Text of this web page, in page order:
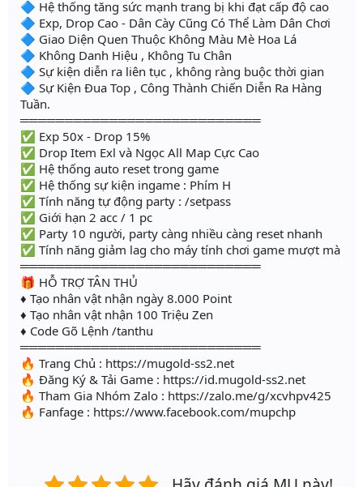
🔷 Hệ thống tăng sức mạnh trang bị khi đạt cấp độ cao
🔷 Exp, Drop Cao - Dân Cày Cũng Có Thể Làm Dân Chơi
🔷 Giao Diện Quen Thuộc Không Màu Mè Hoa Lá
🔷 Không Danh Hiệu , Không Tu Chân
🔷 Sự kiện diễn ra liên tục , không ràng buộc thời gian
🔷 Sự Kiện Đua Top , Công Thành Chiến Diễn Ra Hàng
Tuần.
═══════════════════════════
✅ Exp 50x - Drop 15%
✅ Drop Item Exl và Ngọc All Map Cực Cao
✅ Hệ thống auto reset trong game
✅ Hệ thống sự kiện ingame : Phím H
✅ Tính năng tự động party : /setpass
✅ Giới hạn 2 acc / 1 pc
✅ Party 10 người, party càng nhiều càng reset nhanh
✅ Tính năng giảm lag cho máy tính chơi game mượt mà
═══════════════════════════
🎁 HỖ TRỢ TÂN THỦ
♦ Tạo nhân vật nhận ngày 8.000 Point
♦ Tạo nhân vật nhận 100 Triệu Zen
♦ Code Gõ Lệnh /tanthu
═══════════════════════════
🔥 Trang Chủ : https://mugold-ss2.net
🔥 Đăng Ký & Tải Game : https://id.mugold-ss2.net
🔥 Tham Gia Nhóm Zalo : https://zalo.me/g/xcvhpv425
🔥 Fanfage : https://www.facebook.com/mupchp